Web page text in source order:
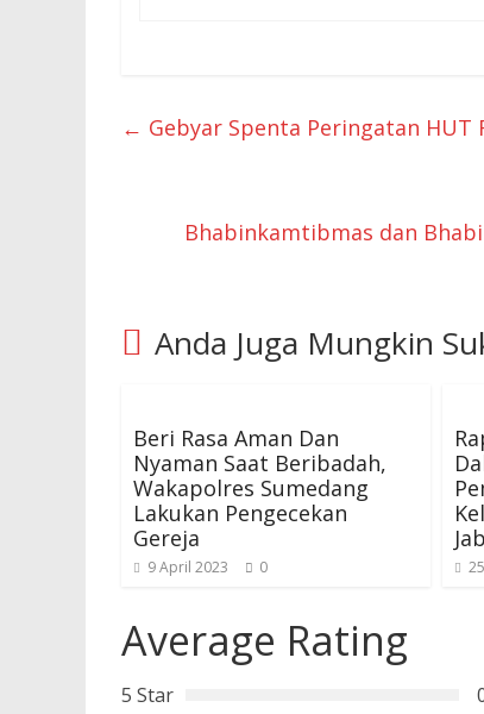
← Gebyar Spenta Peringatan HUT
Bhabinkamtibmas dan
Anda Juga Mungkin
Beri Rasa Aman Dan
Nyaman Saat Beribadah,
Wakapolres Sumedang
Lakukan Pengecekan
Gereja
9 April 2023 0
Average Rating
5 Star